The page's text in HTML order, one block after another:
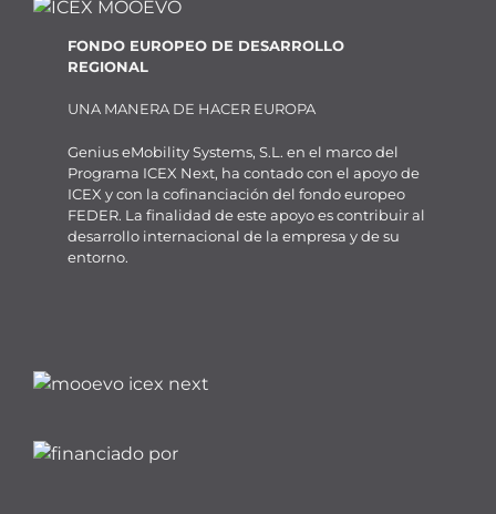
FONDO EUROPEO DE DESARROLLO
REGIONAL
UNA MANERA DE HACER EUROPA
Genius eMobility Systems, S.L. en el marco del
Programa ICEX Next, ha contado con el apoyo de
ICEX y con la cofinanciación del fondo europeo
FEDER. La finalidad de este apoyo es contribuir al
desarrollo internacional de la empresa y de su
entorno.